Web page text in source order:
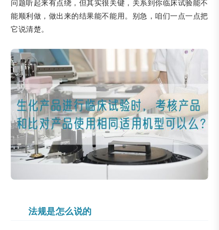
问题听起来有点绕，但其实很关键，关系到你临床试验能不
能顺利做，做出来的结果能不能用。别急，咱们一点一点把
它说清楚。
法规是怎么说的